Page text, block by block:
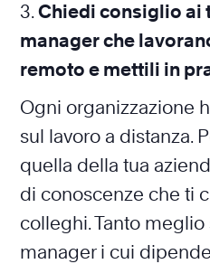
3. Chiedi consiglio ai
manager che
remoto e mettili in
Ogni organizzazione
sul lavoro a distanza.
quella della tua
di conoscenze che ti
colleghi. Tanto
manager i cui